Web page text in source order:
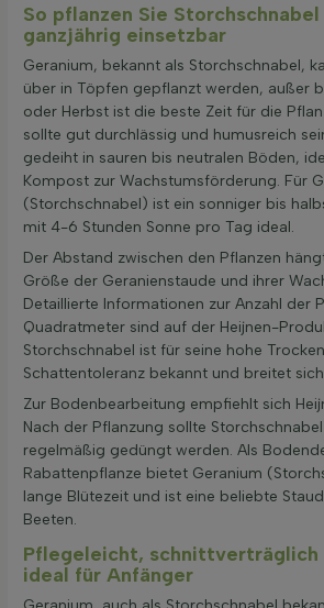
So pflanzen Sie
ganzjährig einsetzbar
Geranium, bekannt als Storchschnabel,
über in Töpfen gepflanzt werden, außer
oder Herbst ist die beste Zeit für die
sollte gut durchlässig und humusreich
gedeiht in sauren bis neutralen Böden,
Kompost zur Wachstumsförderung. Für
(Storchschnabel) ist ein sonniger bis
mit 4-6 Stunden Sonne pro Tag ideal.
Der Abstand zwischen den Pflanzen
Größe der Geranienstaude und ihrer
Detaillierte Informationen zur Anzahl der
Quadratmeter sind auf der Heijnen-
Storchschnabel ist für seine hohe
Schattentoleranz bekannt und breitet
Zur Bodenbearbeitung empfiehlt sich
Nach der Pflanzung sollte
regelmäßig gedüngt werden. Als
Rabattenpflanze bietet Geranium
lange Blütezeit und ist eine beliebte
Beeten.
Pflegeleicht, schnittverträglich
ideal für Anfänger